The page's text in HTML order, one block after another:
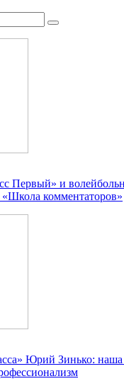
Первый» и
«Школа комментаторов»
Юрий Зинько: наша